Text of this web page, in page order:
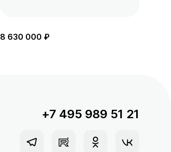
8 630 000 ₽
+7 495 989 51 21